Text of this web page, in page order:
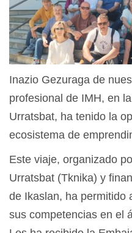
Inazio Gezuraga de
profesional de IMH, en
Urratsbat, ha tenido la
ecosistema de
Este viaje, organizado
Urratsbat (Tknika) y
de Ikaslan, ha permitido
sus competencias en el